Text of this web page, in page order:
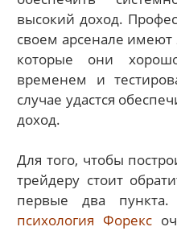
высокий доход.
своем арсенале имеют
которые они
временем и
случае удастся
доход.
Для того, чтобы
трейдеру стоит
первые два пункта.
психология Форекс